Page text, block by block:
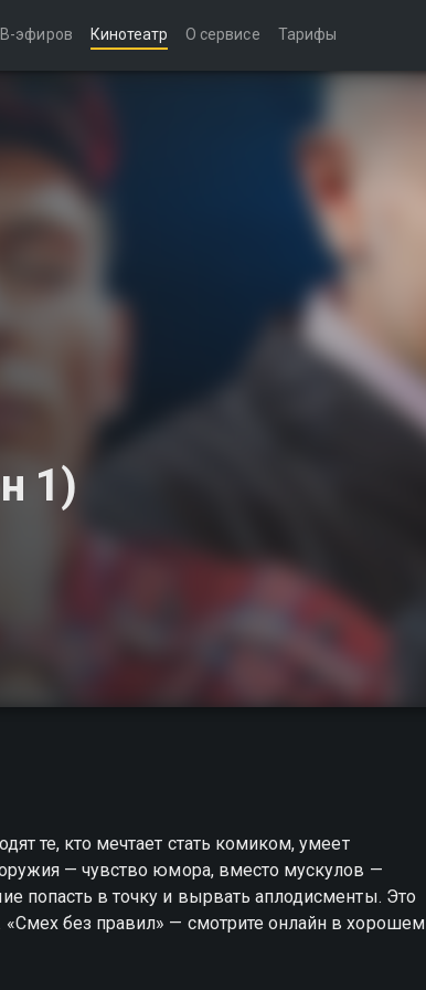
эфиров Кинотеатр О сервисе Тарифы
1)
те, кто мечтает стать комиком, умеет
— чувство юмора, вместо мускулов —
попасть в точку и вырвать аплодисменты. Это
без правил» — смотрите онлайн в хорошем